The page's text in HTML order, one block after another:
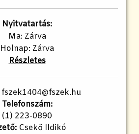
Nyitvatartás:
Ma: Zárva
Holnap: Zárva
Részletes
Telefonszám:
(1) 223-0890
Csekő Ildikó